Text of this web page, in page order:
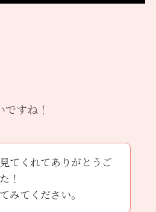
すね！
てくれてありがとうご
！
みてください。